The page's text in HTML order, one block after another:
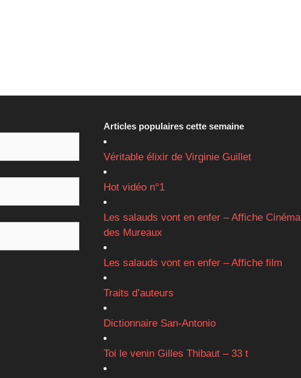
Articles populaires cette semaine
Véritable élixir de Virginie Guillet
Hot vidéo n°1
Les salauds vont en enfer – Affiche Cinéma
des Mureaux
Les salauds vont en enfer – Affiche film
Traits d’auteurs
Dictionnaire San-Antonio
Toi le venin Gilles Thibaut – 33 t